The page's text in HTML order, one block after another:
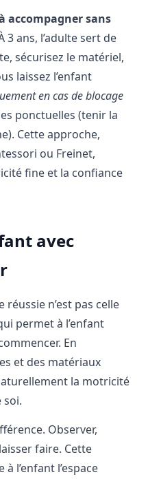
accompagner sans
3 ans, l’adulte sert de
sécurisez le matériel,
laissez l’enfant
en cas de blocage
ponctuelles (tenir la
Cette approche,
ou Freinet,
fine et la confiance
avec
n’est pas celle
permet à l’enfant
En
et des matériaux
la motricité
soi.
Observer,
faire. Cette
l’enfant l’espace